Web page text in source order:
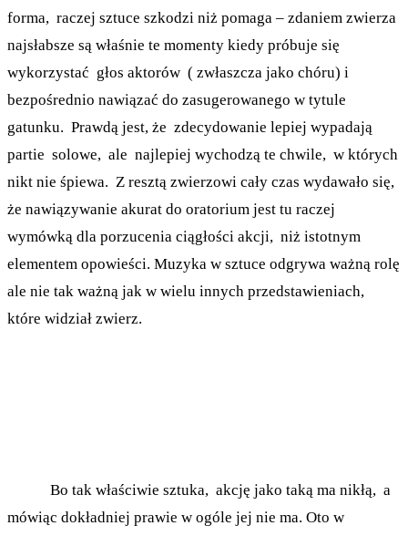
forma, raczej sztuce szkodzi niż pomaga – zdaniem zwierza
najsłabsze są właśnie te momenty kiedy próbuje się
wykorzystać głos aktorów ( zwłaszcza jako chóru) i
bezpośrednio nawiązać do zasugerowanego w tytule
gatunku. Prawdą jest, że zdecydowanie lepiej wypadają
partie solowe, ale najlepiej wychodzą te chwile, w których
nikt nie śpiewa. Z resztą zwierzowi cały czas wydawało się,
że nawiązywanie akurat do oratorium jest tu raczej
wymówką dla porzucenia ciągłości akcji, niż istotnym
elementem opowieści. Muzyka w sztuce odgrywa ważną rolę
ale nie tak ważną jak w wielu innych przedstawieniach,
które widział zwierz.
Bo tak właściwie sztuka, akcję jako taką ma nikłą, a
mówiąc dokładniej prawie w ogóle jej nie ma. Oto w